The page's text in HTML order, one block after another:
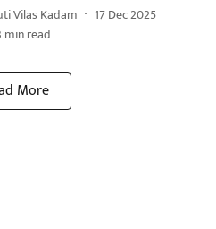
Vilas Kadam
17 Dec 2025
min read
More